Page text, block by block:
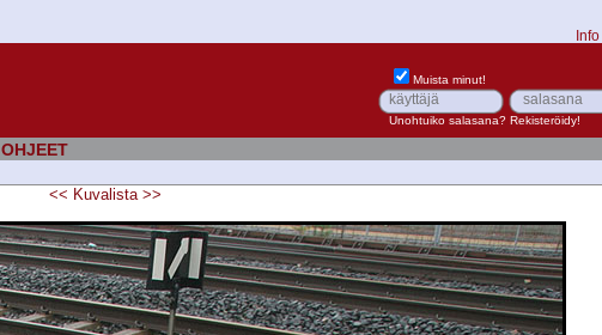
OHJEET
Info
Muista minut!
Unohtuiko salasana? Rekisteröidy!
<< Kuvalista >>